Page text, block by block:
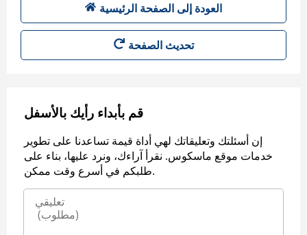
العودة إلى الصفحة الرئيسية
تحديث الصفحة
قم بأبداء رأيك بالأسفل
إن أسئلتك وتعليقاتك لهي أداة قيمة تساعدنا على تطوير
خدمات موقع ماسكوس. نقرأ آراءك، ونرد عليها، بناء على
طلبكم في أسرع وقت ممكن.